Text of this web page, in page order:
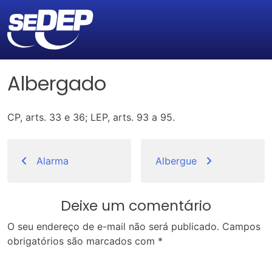
Albergado
CP, arts. 33 e 36; LEP, arts. 93 a 95.
de
Alarma Albergue
Deixe um comentário
O seu endereço de e-mail não será publicado. Campos
obrigatórios são marcados com *